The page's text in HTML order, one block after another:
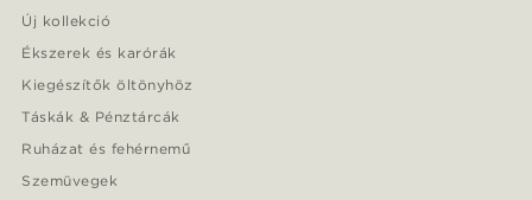
Új kollekció
Ékszerek és karórák
Kiegészítők öltönyhöz
Táskák & Pénztárcák
Ruházat és fehérnemű
Szemüvegek